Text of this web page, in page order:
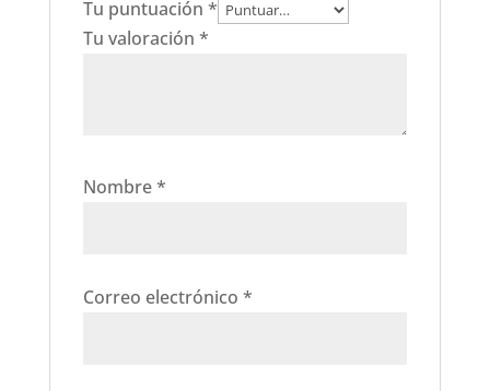
Tu puntuación *
Tu valoración *
Nombre*
Correo electrónico *